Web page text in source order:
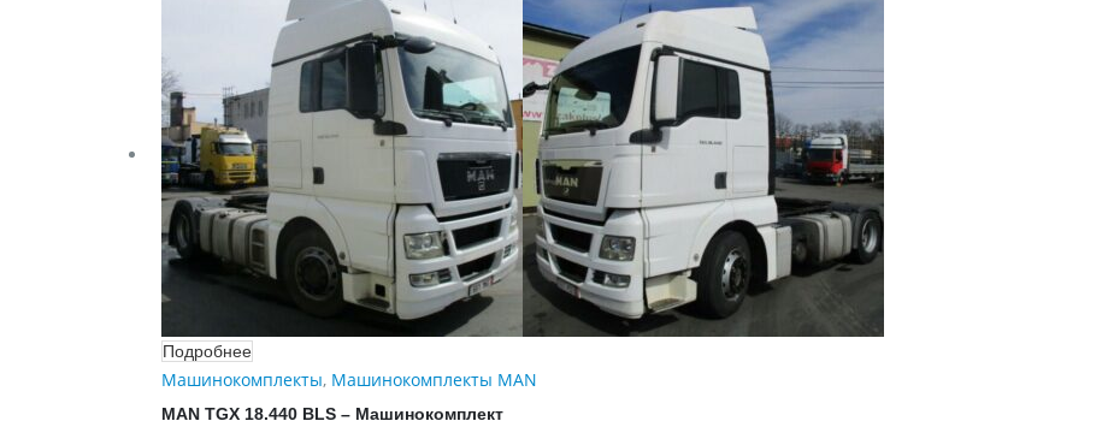
Подробнее
Машинокомплекты, Машинокомплекты MAN
MAN TGX 18.440 BLS – Машинокомплект